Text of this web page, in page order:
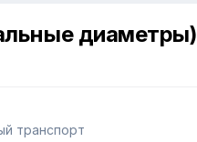
диаметры)
транспорт